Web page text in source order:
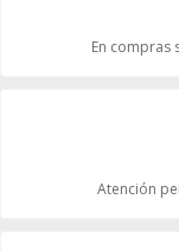
En compras
Atención